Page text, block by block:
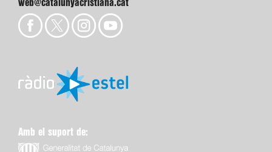
web@catalunyacristiana.cat
Amb el suport de: